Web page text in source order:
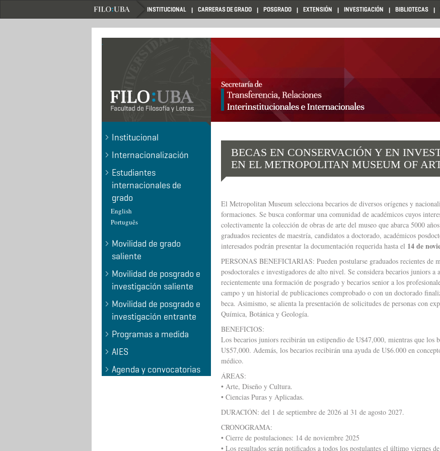
INSTITUCIONAL CARRERAS DE GRADO POSGRADO EXTENSIÓN INVESTIGACIÓN BIBLIOTECAS
.
Institucional
Internacionalización
Estudiantes
internacionales de
grado
English
Português
Movilidad de grado
saliente
Movilidad de posgrado e
investigación saliente
Movilidad de posgrado e
investigación entrante
Programas a medida
AIES
Agenda y convocatorias
BECAS EN CONSERVACIÓN Y EN
EN EL METROPOLITAN MUSEUM OF
El Metropolitan Museum selecciona becarios de diversos orígenes y
formaciones. Se busca conformar una comunidad de académicos cuyos
colectivamente la colección de obras de arte del museo que abarca 5000
graduados recientes de maestría, candidatos a doctorado, académicos
interesados podrán presentar la documentación requerida hasta el 14 de
PERSONAS BENEFICIARIAS: Pueden postularse graduados recientes de
posdoctorales e investigadores de alto nivel. Se considera becarios juniors a
recientemente una formación de posgrado y becarios senior a los
campo y un historial de publicaciones comprobado o con un doctorado
beca. Asimismo, se alienta la presentación de solicitudes de personas con
Química, Botánica y Geología.
BENEFICIOS:
Los becarios juniors recibirán un estipendio de U$47,000, mientras que los
U$57,000. Además, los becarios recibirán una ayuda de U$6.000 en
médico.
ÁREAS:
• Arte, Diseño y Cultura.
• Ciencias Puras y Aplicadas.
DURACIÓN: del 1 de septiembre de 2026 al 31 de agosto 2027.
CRONOGRAMA:
• Cierre de postulaciones: 14 de noviembre 2025
• Los resultados serán notificados a todos los postulantes el último viernes